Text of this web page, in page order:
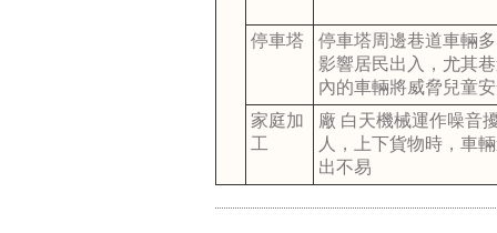
停車塔
停車塔周邊巷道車輛
影響居民出入，尤其
內的車輛將威脅兒童
家庭加
工
廠 白天機械運作噪音
人，上下貨物時，車
出不易